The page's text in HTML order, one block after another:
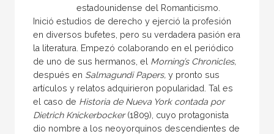
Ilustrador
Traductor
Traductora
estadounidense del Romanticismo.
Inició estudios de derecho y ejerció la profesión
en diversos bufetes, pero su verdadera pasión era
la literatura. Empezó colaborando en el periódico
de uno de sus hermanos, el Morning’s Chronicles,
después en Salmagundi Papers, y pronto sus
artículos y relatos adquirieron popularidad. Tal es
el caso de Historia de Nueva York contada por
Dietrich Knickerbocker(1809), cuyo protagonista
dio nombre a los neoyorquinos descendientes de